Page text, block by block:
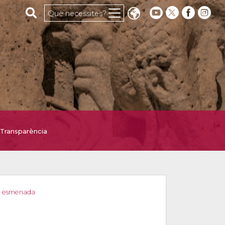
Cerca al web
Què necessites?
Transparència
esmenada